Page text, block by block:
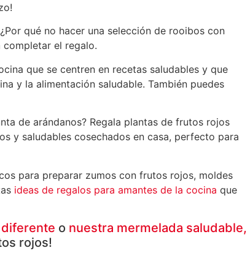
qué no hacer una selección de rooibos con
completar el regalo.
que se centren en recetas saludables y que
y la alimentación saludable. También puedes
de arándanos? Regala plantas de frutos rojos
y saludables cosechados en casa, perfecto para
para preparar zumos con frutos rojos, moldes
ideas de regalos para amantes de la cocina que
o nuestra mermelada saludable,
rojos!